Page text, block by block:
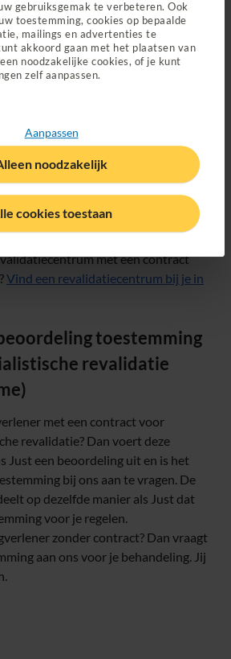
gebruiksgemak te verbeteren. Ook
toestemming, cookies op bepaalde
mailings en advertenties te
akkoord gaan met het plaatsen van
noodzakelijke cookies, of je kunt
zelf aanpassen.
cookies toestaan
Aanpassen
noodzakelijk
nazorg valt onder de vergoeding
als je naar een zorgverlener
in een ziekenhuis of bij een
minimaal 2 revalidatieartsen
kan ook een ziekenhuis
met een contract
Vind een revalidatiecentrum bij je in
toestemming
revalidatie
met een contract voor
revalidatie? Dan voert deze
Just een beoordeling uit en is het
bij ons aan te vragen. De
op dezelfde manier als Just dat
voor je regelen.
zonder contract? Dan vraagt
aan ons voor je behandeling. Jij